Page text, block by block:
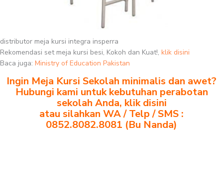
distributor meja kursi integra insperra
Rekomendasi set meja kursi besi, Kokoh dan Kuat!, klik disini
Baca juga: Ministry of Education Pakistan
Ingin Meja Kursi Sekolah minimalis dan awet?
Hubungi kami untuk kebutuhan perabotan
sekolah Anda, klik disini
atau silahkan WA / Telp / SMS :
0852.8082.8081 (Bu Nanda)